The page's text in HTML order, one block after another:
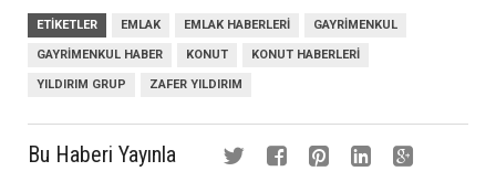
ETIKETLER EMLAK EMLAK HABERLERI GAYRIMENKUL
GAYRIMENKUL HABER KONUT KONUT HABERLERI
YILDIRIM GRUP ZAFER YILDIRIM
Bu Haberi Yayınla